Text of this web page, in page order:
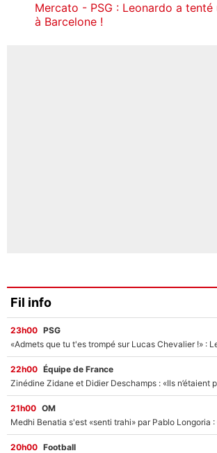
Mercato - PSG : Leonardo a tenté
à Barcelone !
Fil info
23h00 PSG
22h00 Équipe de France
21h00 OM
20h00 Football